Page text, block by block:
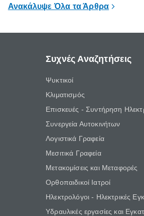
Ανακάλυψε Όλα τα Άρθρα
Συχνές Αναζητήσεις
Ψυκτικοί
Κλιματισμός
Επισκευές - Συντήρηση
Συνεργεία Αυτοκινήτων
Λογιστικά Γραφεία
Μεσιτικά Γραφεία
Μετακομίσεις και Μεταφορές
Ορθοπαιδικοί Ιατροί
Ηλεκτρολόγοι - Ηλεκτρικές
Υδραυλικές εργασίες και